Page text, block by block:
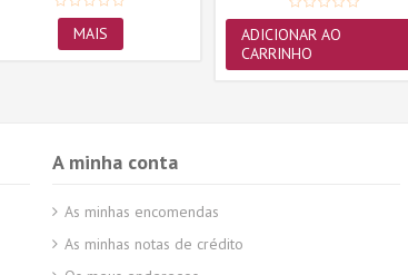
MAIS
ADICIONAR AO
CARRINHO
A minha conta
As minhas encomendas
As minhas notas de crédito